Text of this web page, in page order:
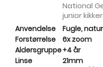
National
junior
Anvendelse
Fugle,
Forstørrelse
6x zoom
Aldersgruppe+4 år
Linse
21mm